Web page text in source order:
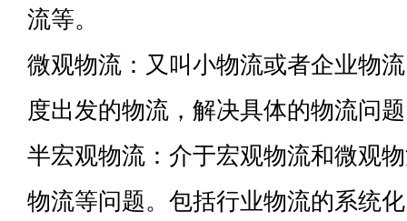
流等。
微观物流：又叫小物流或者企业物
度出发的物流，解决具体的物流问
半宏观物流：介于宏观物流和微观
物流等问题。包括行业物流的系统